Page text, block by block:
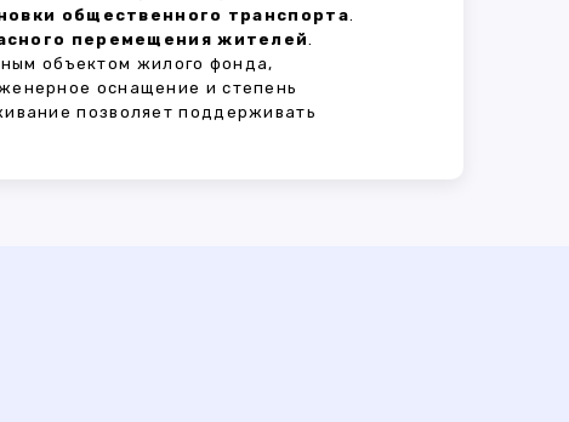
общественного транспорта.
перемещения жителей.
объектом жилого фонда,
оснащение и степень
позволяет поддерживать